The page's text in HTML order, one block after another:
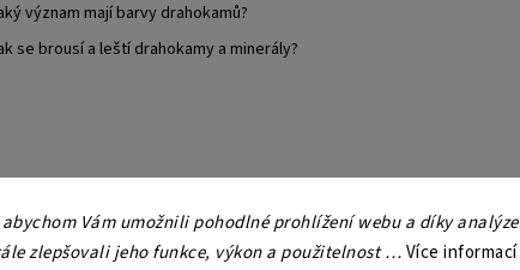
Vám umožnili pohodlné prohlížení webu a díky analýze
zlepšovali jeho funkce, výkon a použitelnost …Více informací
význam mají barvy drahokamů?
se brousí a leští drahokamy a minerály?